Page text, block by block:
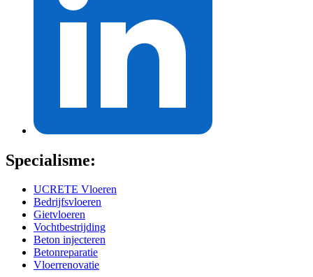
Specialisme:
UCRETE Vloeren
Bedrijfsvloeren
Gietvloeren
Vochtbestrijding
Beton injecteren
Betonreparatie
Vloerrenovatie